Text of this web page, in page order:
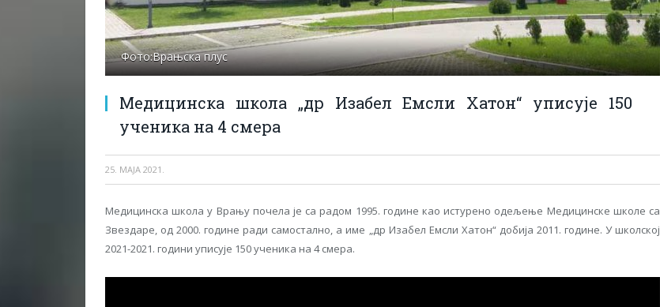
Фото:Врањска плус
Медицинска школа „др Изабел Емсли Хатон“ уписује 150
ученика на 4 смера
25. МАЈА 2021.
Медицинска школа у Врању почела је са радом 1995. године као истурено одељење Медицинске школе са
Звездаре, од 2000. године ради самостално, а име „др Изабел Емсли Хатон“ добија 2011. године. У школској
2021-2021. години уписује 150 ученика на 4 смера.